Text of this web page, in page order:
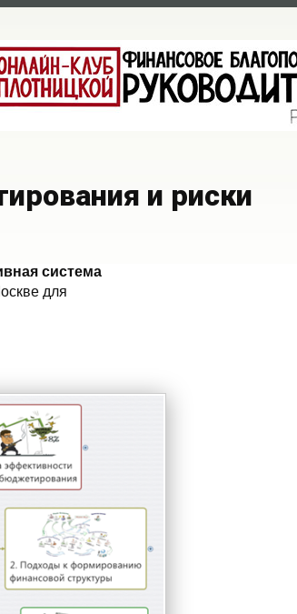
и риски
система
для